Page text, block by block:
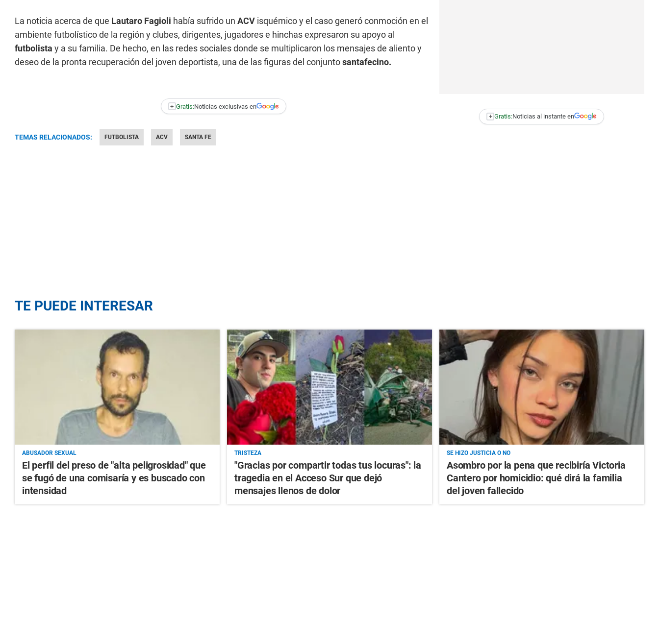
La noticia acerca de que Lautaro Fagioli había sufrido un ACV isquémico y el caso generó conmoción en el
ambiente futbolístico de la región y clubes, dirigentes, jugadores e hinchas expresaron su apoyo al
futbolista y a su familia. De hecho, en las redes sociales donde se multiplicaron los mensajes de aliento y
deseo de la pronta recuperación del joven deportista, una de las figuras del conjuntosantafecino.
+ Gratis:Noticias exclusivas en
TEMAS RELACIONADOS: FUTBOLISTA ACV SANTA FE
+ Gratis:Noticias al instante en
TE PUEDE INTERESAR
ABUSADOR SEXUAL
El perfil del preso de "alta peligrosidad" que
se fugó de una comisaría y es buscado con
intensidad
TRISTEZA
"Gracias por compartir todas tus locuras": la
tragedia en el Acceso Sur que dejó
mensajes llenos de dolor
SE HIZO JUSTICIA O NO
Asombro por la pena que recibiría Victoria
Cantero por homicidio: qué dirá la familia
del joven fallecido